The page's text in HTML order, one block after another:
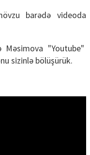
barədə videoda
"Youtube"
sizinlə bölüşürük.